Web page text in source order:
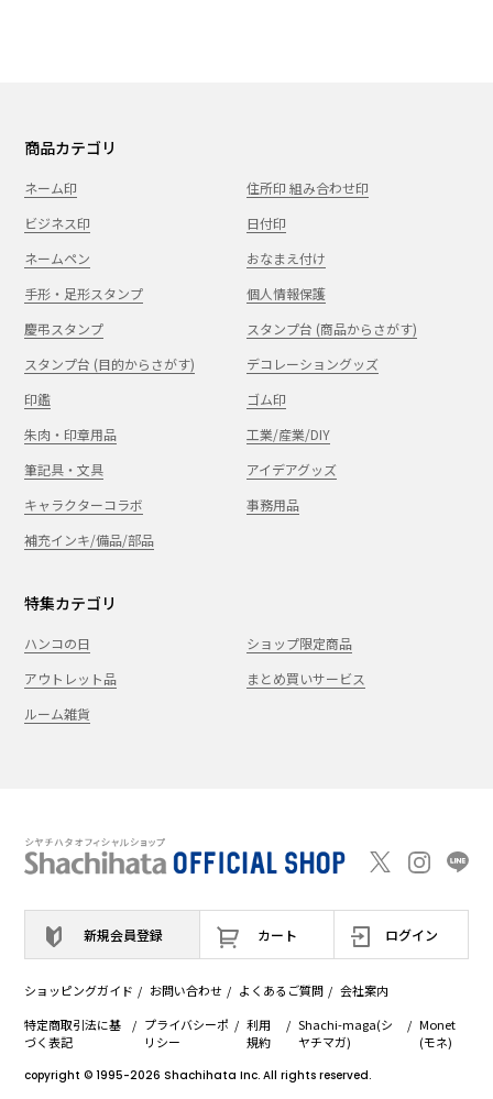
商品カテゴリ
ネーム印
住所印 組み合わせ印
ビジネス印
日付印
ネームペン
おなまえ付け
手形・足形スタンプ
個人情報保護
慶弔スタンプ
スタンプ台 (商品からさがす)
スタンプ台 (目的からさがす)
デコレーショングッズ
印鑑
ゴム印
朱肉・印章用品
工業/産業/DIY
筆記具・文具
アイデアグッズ
キャラクターコラボ
事務用品
補充インキ/備品/部品
特集カテゴリ
ハンコの日
ショップ限定商品
アウトレット品
まとめ買いサービス
ルーム雑貨
新規会員登録 カート ログイン
ショッピングガイド お問い合わせ よくあるご質問
会社案内
特定商取引法に基
づく表記
プライバシーポ
リシー
利用
規約
Shachi-maga(シ
ヤチマガ)
Monet
(モネ)
copyright © 1995-2026 Shachihata Inc. All rights reserved.